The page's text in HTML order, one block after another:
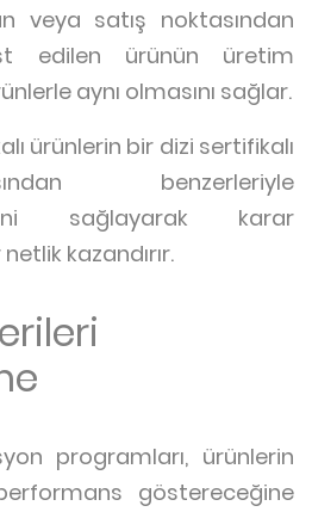
veya satış noktasından
edilen ürünün üretim
aynı olmasını sağlar.
ürünlerin bir dizi sertifikalı
benzerleriyle
sağlayarak karar
kazandırır.
programları, ürünlerin
göstereceğine